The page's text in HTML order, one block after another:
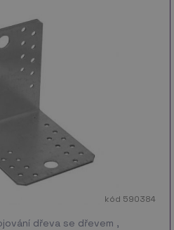
kód 590384
dřeva se dřevem ,